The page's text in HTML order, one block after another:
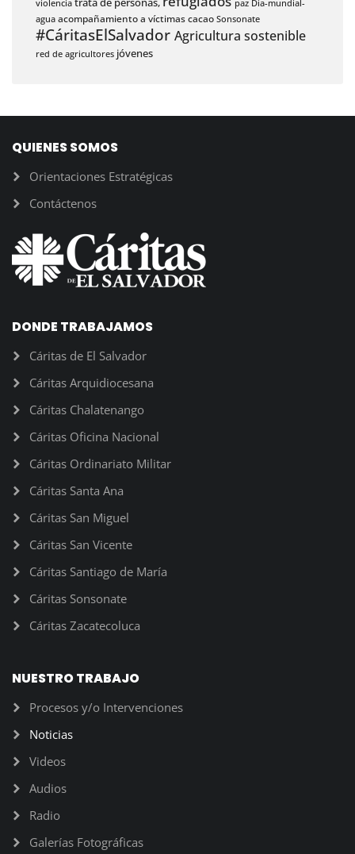
violencia
paz Dia-mundial-
agua acompañamiento a víctimascacao Sonsonate
#CáritasElSalvador Agricultura sostenible
red de agricultores jóvenes
QUIENES SOMOS
Orientaciones Estratégicas
Contáctenos
DONDE TRABAJAMOS
Cáritas de El Salvador
Cáritas Arquidiocesana
Cáritas Chalatenango
Cáritas Oficina Nacional
Cáritas Ordinariato Militar
Cáritas Santa Ana
Cáritas San Miguel
Cáritas San Vicente
Cáritas Santiago de María
Cáritas Sonsonate
Cáritas Zacatecoluca
NUESTRO TRABAJO
Procesos y/o Intervenciones
Noticias
Videos
Audios
Radio
Galerías Fotográficas